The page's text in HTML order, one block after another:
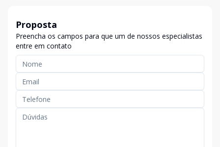
Proposta
Preencha os campos para que um de nossos especialistas
entre em contato